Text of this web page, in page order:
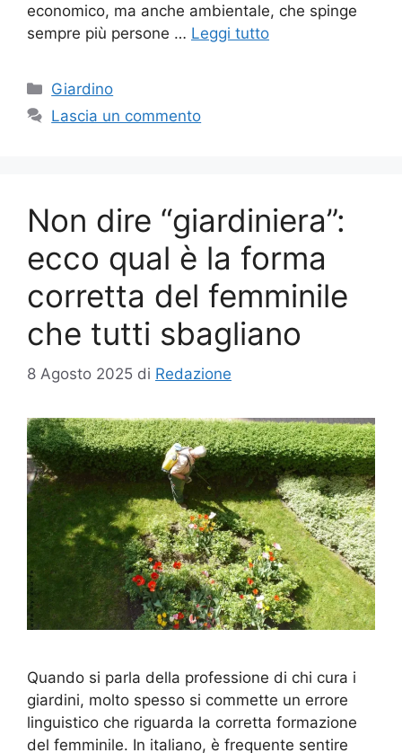
economico, ma anche ambientale, che spinge
sempre più persone … Leggi tutto
Categorie
Giardino
Lascia un commento
Non dire “giardiniera”:
ecco qual è la forma
corretta del femminile
che tutti sbagliano
8 Agosto 2025 di Redazione
Quando si parla della professione di chi cura i
giardini, molto spesso si commette un errore
linguistico che riguarda la corretta formazione
del femminile. In italiano, è frequente sentire